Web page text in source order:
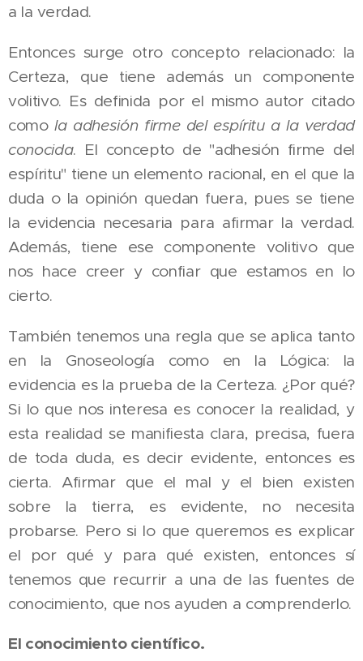
a la verdad.
Entonces surge otro concepto relacionado: la
Certeza, que tiene además un componente
volitivo. Es definida por el mismo autor citado
comola adhesión firme del espíritu a la verdad
conocida. El concepto de "adhesión firme del
espíritu" tiene un elemento racional, en el que la
duda o la opinión quedan fuera, pues se tiene
la evidencia necesaria para afirmar la verdad.
Además, tiene ese componente volitivo que
nos hace creer y confiar que estamos en lo
cierto.
También tenemos una regla que se aplica tanto
en la Gnoseología como en la Lógica: la
evidencia es la prueba de la Certeza. ¿Por qué?
Si lo que nos interesa es conocer la realidad, y
esta realidad se manifiesta clara, precisa, fuera
de toda duda, es decir evidente, entonces es
cierta. Afirmar que el mal y el bien existen
sobre la tierra, es evidente, no necesita
probarse. Pero si lo que queremos es explicar
el por qué y para qué existen, entonces sí
tenemos que recurrir a una de las fuentes de
conocimiento, que nos ayuden a comprenderlo.
El conocimiento científico.